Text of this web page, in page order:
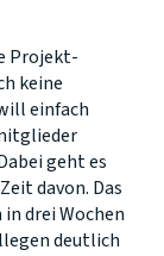
Projekt-
keine
einfach
geht es
davon. Das
drei Wochen
deutlich